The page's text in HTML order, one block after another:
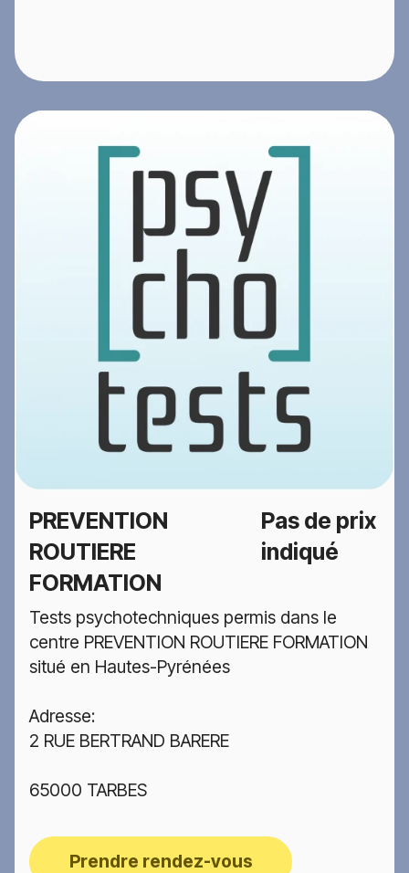
PREVENTION
ROUTIERE
FORMATION
Pas de prix
indiqué
Tests psychotechniques permis dans le
centre PREVENTION ROUTIERE FORMATION
situé en Hautes-Pyrénées
Adresse:
2 RUE BERTRAND BARERE
65000 TARBES
Prendre rendez-vous